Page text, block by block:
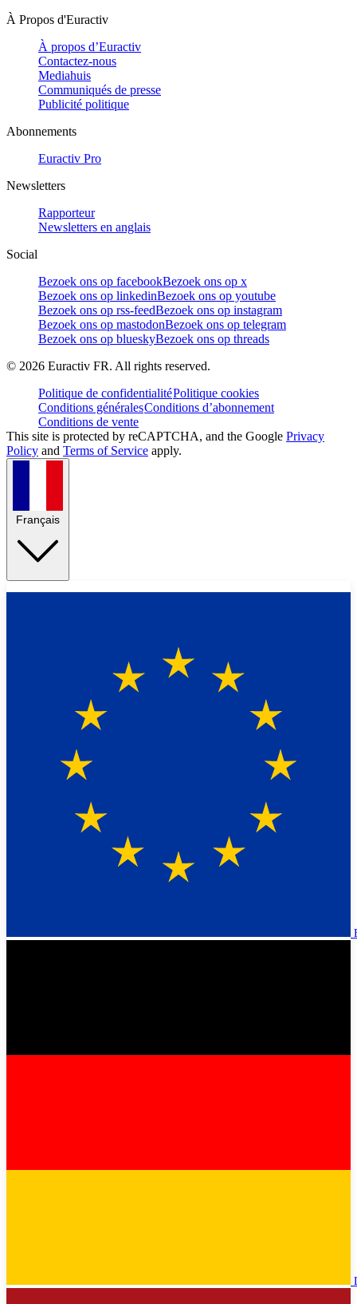
À Propos d'Euractiv
À propos d’Euractiv
Contactez-nous
Mediahuis
Communiqués de presse
Publicité politique
Abonnements
Euractiv Pro
Newsletters
Rapporteur
Newsletters en anglais
Social
Bezoek ons op facebookBezoek ons op x
Bezoek ons op linkedinBezoek ons op youtube
Bezoek ons op rss-feedBezoek ons op instagram
Bezoek ons op mastodonBezoek ons op telegram
Bezoek ons op blueskyBezoek ons op threads
© 2026 Euractiv FR. All rights reserved.
Politique de confidentialitéPolitique cookies
Conditions généralesConditions d’abonnement
Conditions de vente
This site is protected by reCAPTCHA, and the Google Privacy
Policy and Terms of Service apply.
Français